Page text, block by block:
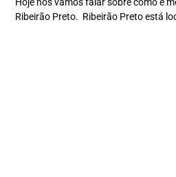
Ribeirão Preto. Ribeirão Preto está